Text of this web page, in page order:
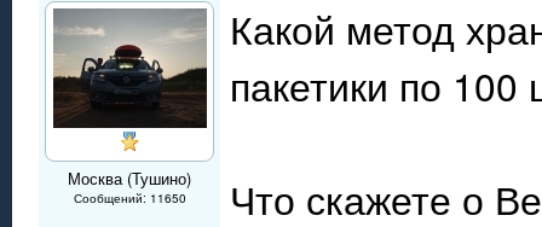
Москва (Тушино)
Сообщений: 11650
Какой метод
пакетики по
Что скажете о